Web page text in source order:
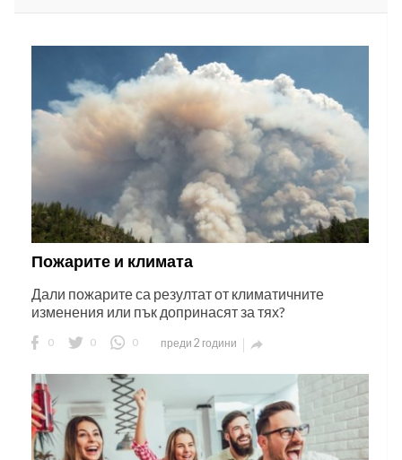
Пожарите и климата
Дали пожарите са резултат от климатичните
изменения или пък допринасят за тях?
0 0 0 преди 2 години 